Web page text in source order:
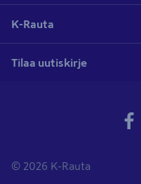
K-Rauta
Tilaa uutiskirje
© 2026 K-Rauta